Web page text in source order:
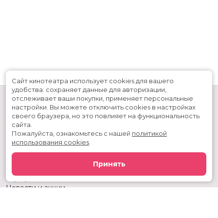
Скоро в кино
Тарифы
Новости и акции
Сайт кинотеатра использует cookies для вашего
удобства: сохраняет данные для авторизации,
отслеживает ваши покупки, применяет персональные
настройки. Вы можете отключить cookies в настройках
своего браузера, но это повлияет на функциональность
сайта.
Пожалуйста, ознакомьтесь с нашей политикой
использования cookies
Принять